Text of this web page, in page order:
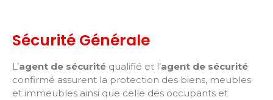
Sécurité Générale
L’agent de sécurité qualifié et l’agent de sécurité
confirmé assurent la protection des biens, meubles
et immeubles ainsi que celle des occupants et